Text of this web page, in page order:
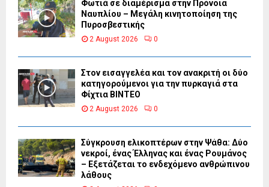
Φωτιά σε διαμέρισμα στην Πρόνοια
Ναυπλίου – Μεγάλη κινητοποίηση της
Πυροσβεστικής
2 August 2026 0
Στον εισαγγελέα και τον ανακριτή οι δύο
κατηγορούμενοι για την πυρκαγιά στα
Φίχτια ΒΙΝΤΕΟ
2 August 2026 0
Σύγκρουση ελικοπτέρων στην Ψάθα: Δύο
νεκροί, ένας Έλληνας και ένας Ρουμάνος
– Εξετάζεται το ενδεχόμενο ανθρώπινου
λάθους